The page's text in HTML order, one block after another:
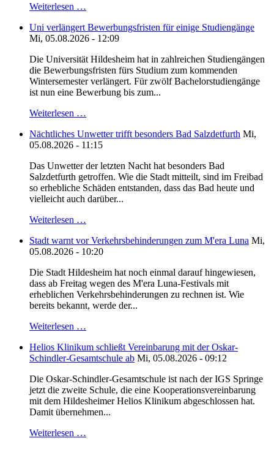
Weiterlesen …
Uni verlängert Bewerbungsfristen für einige Studiengänge
Mi, 05.08.2026 - 12:09
Die Universität Hildesheim hat in zahlreichen Studiengängen
die Bewerbungsfristen fürs Studium zum kommenden
Wintersemester verlängert. Für zwölf Bachelorstudiengänge
ist nun eine Bewerbung bis zum...
Weiterlesen …
Nächtliches Unwetter trifft besonders Bad Salzdetfurth Mi,
05.08.2026 - 11:15
Das Unwetter der letzten Nacht hat besonders Bad
Salzdetfurth getroffen. Wie die Stadt mitteilt, sind im Freibad
so erhebliche Schäden entstanden, dass das Bad heute und
vielleicht auch darüber...
Weiterlesen …
Stadt warnt vor Verkehrsbehinderungen zum M'era Luna Mi,
05.08.2026 - 10:20
Die Stadt Hildesheim hat noch einmal darauf hingewiesen,
dass ab Freitag wegen des M'era Luna-Festivals mit
erheblichen Verkehrsbehinderungen zu rechnen ist. Wie
bereits bekannt, werde der...
Weiterlesen …
Helios Klinikum schließt Vereinbarung mit der Oskar-
Schindler-Gesamtschule ab Mi, 05.08.2026 - 09:12
Die Oskar-Schindler-Gesamtschule ist nach der IGS Springe
jetzt die zweite Schule, die eine Kooperationsvereinbarung
mit dem Hildesheimer Helios Klinikum abgeschlossen hat.
Damit übernehmen...
Weiterlesen …